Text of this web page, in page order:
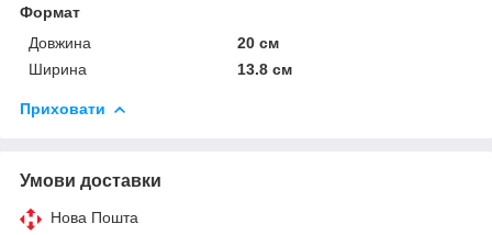
Формат
Довжина
20 см
Ширина
13.8 см
Приховати
Умови доставки
Нова Пошта